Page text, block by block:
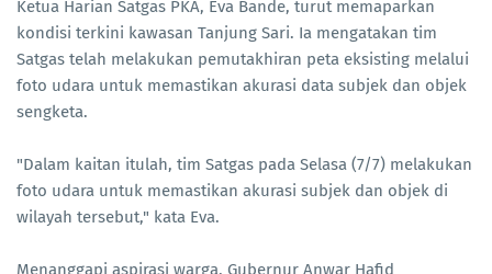
Ketua Harian Satgas PKA, Eva Bande, turut memaparkan
kondisi terkini kawasan Tanjung Sari. Ia mengatakan tim
Satgas telah melakukan pemutakhiran peta eksisting melalui
foto udara untuk memastikan akurasi data subjek dan objek
sengketa.
"Dalam kaitan itulah, tim Satgas pada Selasa (7/7) melakukan
foto udara untuk memastikan akurasi subjek dan objek di
wilayah tersebut," kata Eva.
Menanggapi aspirasi warga, Gubernur Anwar Hafid